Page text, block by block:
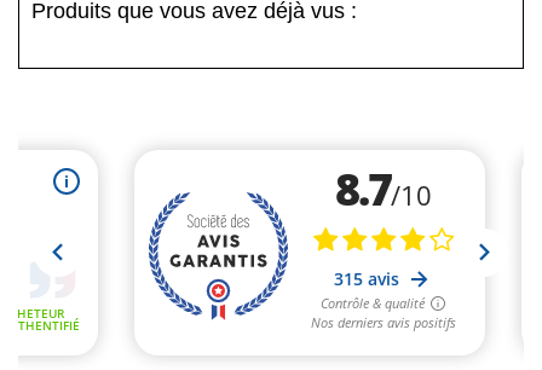
Produits que vous avez déjà vus :